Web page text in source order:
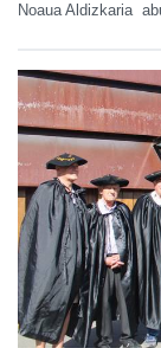
Noaua Aldizkaria